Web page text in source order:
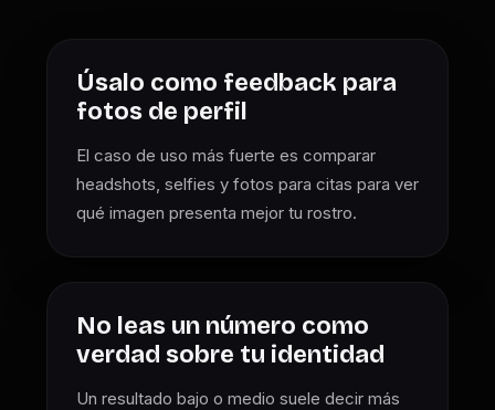
Úsalo como feedback para
fotos de perfil
El caso de uso más fuerte es comparar
headshots, selfies y fotos para citas para ver
qué imagen presenta mejor tu rostro.
No leas un número como
verdad sobre tu identidad
Un resultado bajo o medio suele decir más